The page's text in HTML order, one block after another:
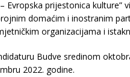
Evropska prijestonica kulture”
domaćim i inostranim
organizacijama i
Budve sredinom
2022. godine.